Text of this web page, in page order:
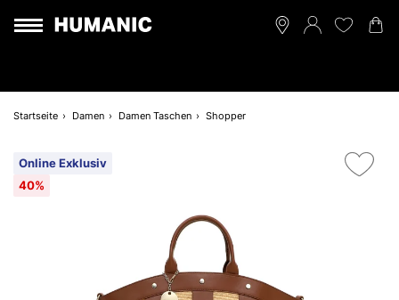
Startseite Damen Damen Taschen Shopper
Online Exklusiv
40%